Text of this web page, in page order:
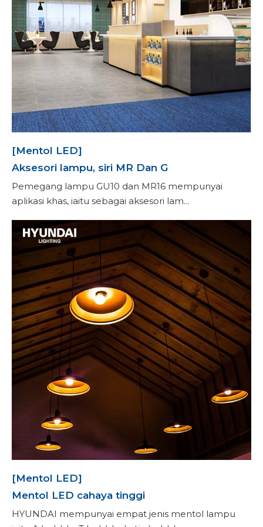
[Mentol LED]
Aksesori lampu, siri MR Dan G
Pemegang lampu GU10 dan MR16 mempunyai
aplikasi khas, iaitu sebagai aksesori lam...
[Mentol LED]
Mentol LED cahaya tinggi
HYUNDAI mempunyai empat jenis mentol lampu